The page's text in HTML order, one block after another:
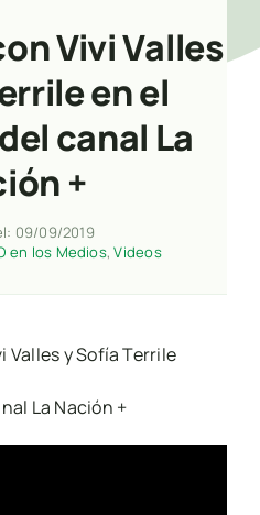
Vivi Valles
en el
canal La
+
09/09/2019
en los Medios,Videos
y Sofía Terrile
La Nación +